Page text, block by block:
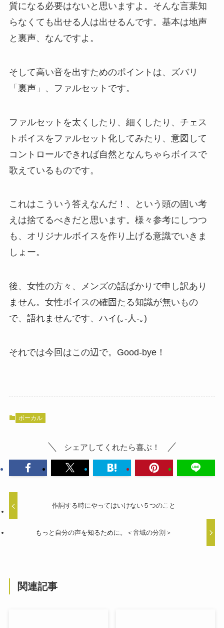
質になる必要はないと思いますよ。そんな言葉知
らなくても出せる人は出せるんです。基本は地声
と裏声、なんですよ。
そして高い音を出すためのポイントは、ズバリ
「裏声」、ファルセットです。
ファルセットを太くしたり、細くしたり、チェス
トボイスをファルセット化してみたり、意図して
コントロールできれば自然となんちゃらボイスで
歌えているものです。
これはこういう答えなんだ！、という頭の固い考
えは捨てるべきだと思います。様々参考にしつつ
も、オリジナルボイスを作り上げる意識でいきま
しょー。
後、女性の方々、メンズの話ばかりで申し訳あり
ません。女性ボイスの確固たる知識が無いもの
で、語れませんです、ハイ(｡-人-｡)
それでは今回はこの辺で。Good-bye！
ボーカル
シェアしてくれたら喜ぶ！
作詞する時にやってはいけない５つのこと
もっと自分の声を知るために。＜音域の分割＞
関連記事